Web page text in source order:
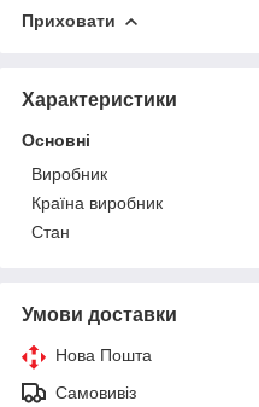
Приховати
Характеристики
Основні
Виробник
Країна виробник
Стан
Умови доставки
Нова Пошта
Самовивіз